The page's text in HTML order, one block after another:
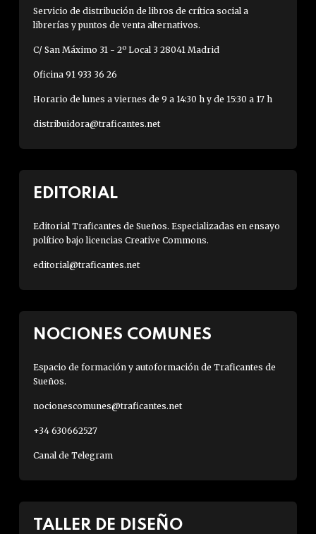
Servicio de distribución de libros de crítica social a
librerías y puntos de venta alternativos.
C/ San Máximo 31 - 2º Local 3 28041 Madrid
Oficina 91 933 36 26
Horario de lunes a viernes de 9 a 14:30 h y de 15:30 a 17 h
distribuidora@traficantes.net
EDITORIAL
Editorial Traficantes de Sueños. Especializadas en ensayo
político bajo licencias Creative Commons.
editorial@traficantes.net
NOCIONES COMUNES
Espacio de formación y autoformación de Traficantes de
Sueños.
nocionescomunes@traficantes.net
+34 630662527
Canal de Telegram
TALLER DE DISEÑO